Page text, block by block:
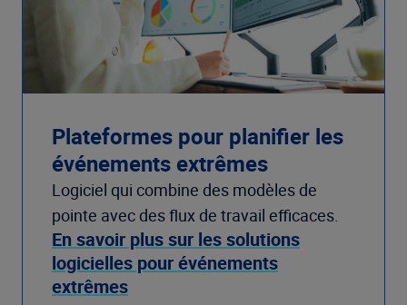
Plateformes pour planifier les
événements extrêmes
Logiciel qui combine des modèles de
pointe avec des flux de travail efficaces.
En savoir plus sur les solutions
logicielles pour événements
extrêmes